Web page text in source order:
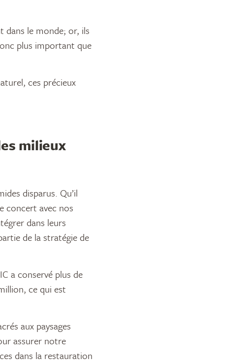
dans le monde; or, ils
plus important que
ces précieux
milieux
disparus. Qu’il
concert avec nos
dans leurs
de la stratégie de
a conservé plus de
ce qui est
aux paysages
assurer notre
dans la restauration